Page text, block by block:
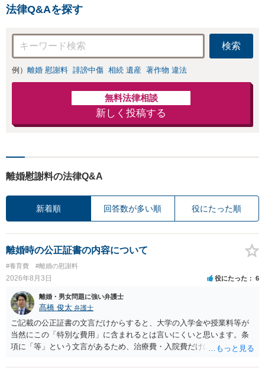
法律Q&Aを探す
検索
例） 離婚 慰謝料 誹謗中傷 相続 遺産 著作物 違法
無料法律相談
新しく投稿する
離婚慰謝料の法律Q&A
新着順 回答数が多い順 役にたった順
離婚時の公正証書の内容について
#養育費 #離婚の慰謝料
2026年8月3日 役にたった 6
離婚・男女問題に強い弁護士
髙橋 俊太 弁護士
ご記載の公正証書の文言だけからすると、大学の入学金や授業料等が
当然にこの「特別な費用」に含まれるとは言いにくいと思います。条
項に「等」という文言があるため、治療費・入院費だけに限定される